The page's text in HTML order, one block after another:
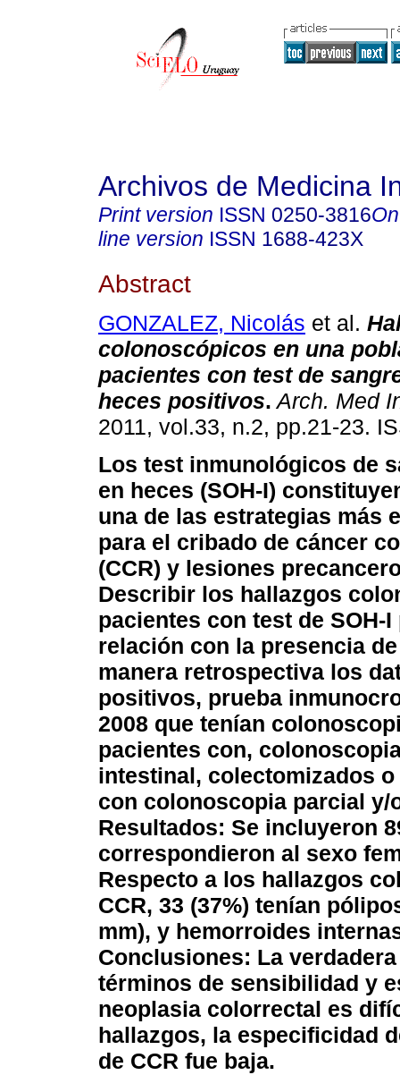
Archivos de Medicina
Print version ISSN 0250-3816
line version ISSN 1688-423X
Abstract
GONZALEZ, Nicolás et al.
colonoscópicos en una
pacientes con test de
heces positivos. Arch. Med
2011, vol.33, n.2, pp.21-23.
Los test inmunológicos de
en heces (SOH-I)
una de las estrategias más
para el cribado de cáncer
(CCR) y lesiones
Describir los hallazgos
pacientes con test de
relación con la presencia
manera retrospectiva los
positivos, prueba
2008 que tenían
pacientes con,
intestinal, colectomizados
con colonoscopia parcial y/
Resultados: Se incluyeron
correspondieron al sexo
Respecto a los hallazgos
CCR, 33 (37%) tenían
mm), y hemorroides
Conclusiones: La
términos de sensibilidad y
neoplasia colorrectal es
hallazgos, la especificidad
de CCR fue baja.